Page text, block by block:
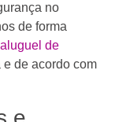
no
de forma
de
de acordo com